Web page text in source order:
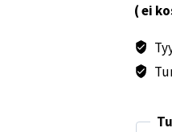
( ei